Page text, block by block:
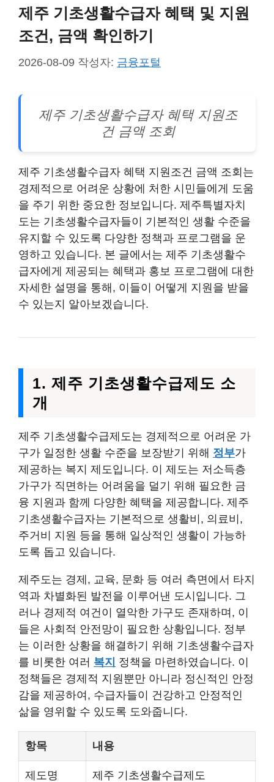
제주 기초생활수급자 혜택 및 지원
조건, 금액 확인하기
2026-08-09 작성자: 금융포털
제주 기초생활수급자 혜택 지원조
건 금액 조회
제주 기초생활수급자 혜택 지원조건 금액 조회는
경제적으로 어려운 상황에 처한 시민들에게 도움
을 주기 위한 중요한 정보입니다. 제주특별자치
도는 기초생활수급자들이 기본적인 생활 수준을
유지할 수 있도록 다양한 정책과 프로그램을 운
영하고 있습니다. 본 글에서는 제주 기초생활수
급자에게 제공되는 혜택과 홍보 프로그램에 대한
자세한 설명을 통해, 이들이 어떻게 지원을 받을
수 있는지 알아보겠습니다.
1. 제주 기초생활수급제도 소
개
제주 기초생활수급제도는 경제적으로 어려운 가
구가 일정한 생활 수준을 보장받기 위해 정부가
제공하는 복지 제도입니다. 이 제도는 저소득층
가구가 직면하는 어려움을 덜기 위해 필요한 금
융 지원과 함께 다양한 혜택을 제공합니다. 제주
기초생활수급자는 기본적으로 생활비, 의료비,
주거비 지원 등을 통해 일상적인 생활이 가능하
도록 돕고 있습니다.
제주도는 경제, 교육, 문화 등 여러 측면에서 타지
역과 차별화된 발전을 이루어낸 도시입니다. 그
러나 경제적 여건이 열악한 가구도 존재하며, 이
들은 사회적 안전망이 필요한 상황입니다. 정부
는 이러한 상황을 해결하기 위해 기초생활수급자
를 비롯한 여러 복지 정책을 마련하였습니다. 이
정책들은 경제적 지원뿐만 아니라 정신적인 안정
감을 제공하여, 수급자들이 건강하고 안정적인
삶을 영위할 수 있도록 도와줍니다.
항목 내용
제도명 제주 기초생활수급제도